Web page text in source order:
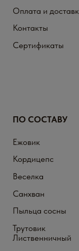
Внимание! Пищевые